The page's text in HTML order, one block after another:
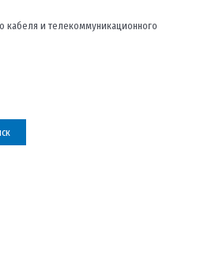
кабеля и телекоммуникационного